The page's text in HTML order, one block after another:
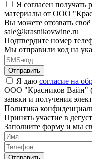
Я согласен
материалы от ООО
Вы можете отозвать
sale@krasnikovwine.ru
Подтвердите номер
Мы отправили код на
Отправить
Я даю согласие на
ООО "Красников Вайн"
заявки и получения
Политика
Принять участие в
Заполните форму и мы